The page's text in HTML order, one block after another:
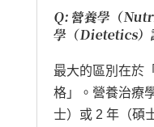
Q: 營養學（
學（Dietetics）
最大的區別在於
格」。營養治療
士）或 2 年（碩